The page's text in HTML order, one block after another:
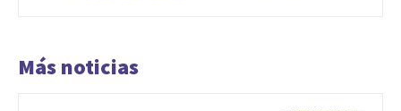
Más noticias